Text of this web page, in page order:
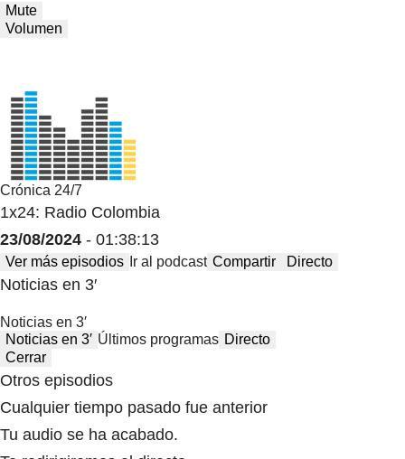
Mute
Volumen
Crónica 24/7
1x24: Radio Colombia
23/08/2024 - 01:38:13
Ver más episodios Ir al podcast Compartir Directo
Noticias en 3′
Noticias en 3′
Noticias en 3′ Últimos programas Directo
Cerrar
Otros episodios
Cualquier tiempo pasado fue anterior
Tu audio se ha acabado.